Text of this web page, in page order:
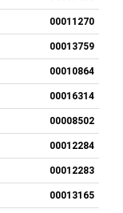
00011270
00013759
00010864
00016314
00008502
00012284
00012283
00013165